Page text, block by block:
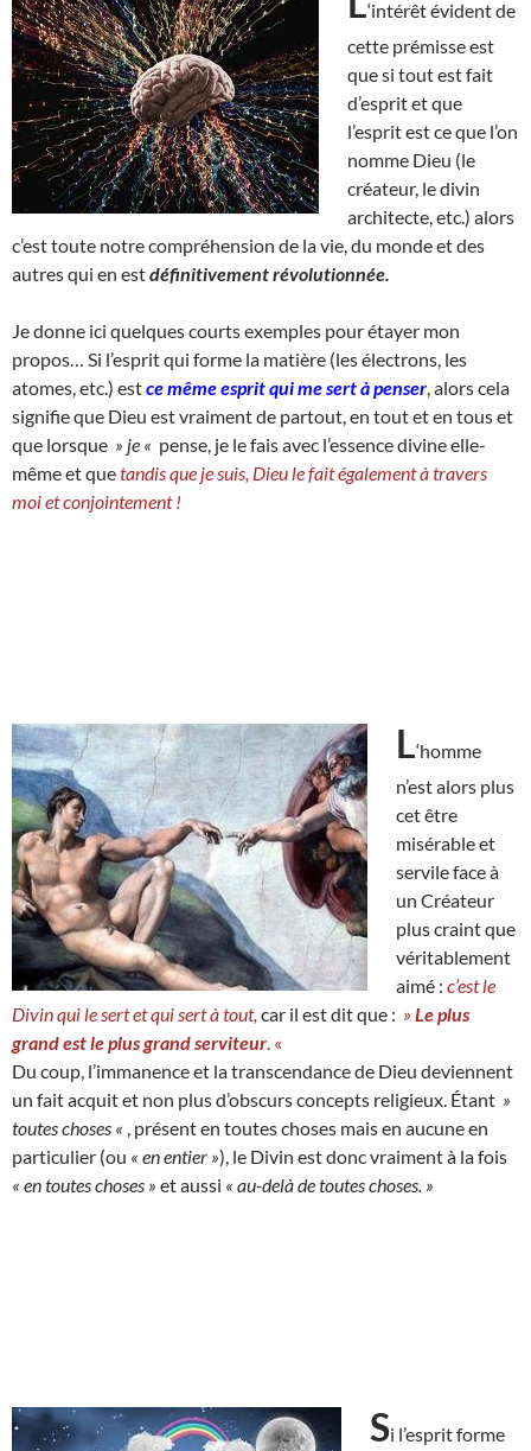
‘intérêt évident de
cette prémisse est
que si tout est fait
d’esprit et que
l’esprit est ce que l’on
nomme Dieu (le
créateur, le divin
architecte, etc.) alors
c’est toute notre compréhension de la vie, du monde et des
autres qui en estdéfinitivement révolutionnée.
Je donne ici quelques courts exemples pour étayer mon
propos… Si l’esprit qui forme la matière (les électrons, les
atomes, etc.) estce même esprit qui me sert àpenser , alors cela
signifie que Dieu est vraiment de partout, en tout et en tous et
que lorsque » je « pense, je le fais avec l’essence divine elle-
même et quetandis que je suis, Dieu le fait également à travers
moi et conjointement !
L‘homme
n’est alors plus
cet être
misérable et
servile face à
un Créateur
plus craint que
véritablement
aimé : c’est le
Divin qui le sert et qui sert à tout, car il est dit que : » Le plus
grand est le plus grand serviteur . «
Du coup, l’immanence et la transcendance de Dieu deviennent
un fait acquit et non plus d’obscurs concepts religieux. Étant »
toutes choses « , présent en toutes choses mais en aucune en
particulier (ou « en entier »), le Divin est donc vraiment à la fois
« en toutes choses » et aussi « au-delà de toutes choses. »
Si l’esprit forme